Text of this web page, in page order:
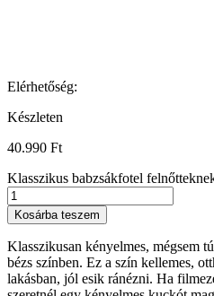
Elérhetőség:
Készleten
40.990 Ft
Klasszikus babzsákfotel
Kosárba teszem
Klasszikusan kényelmes, mégsem
bézs színben. Ez a szín kellemes,
lakásban, jól esik ránézni. Ha